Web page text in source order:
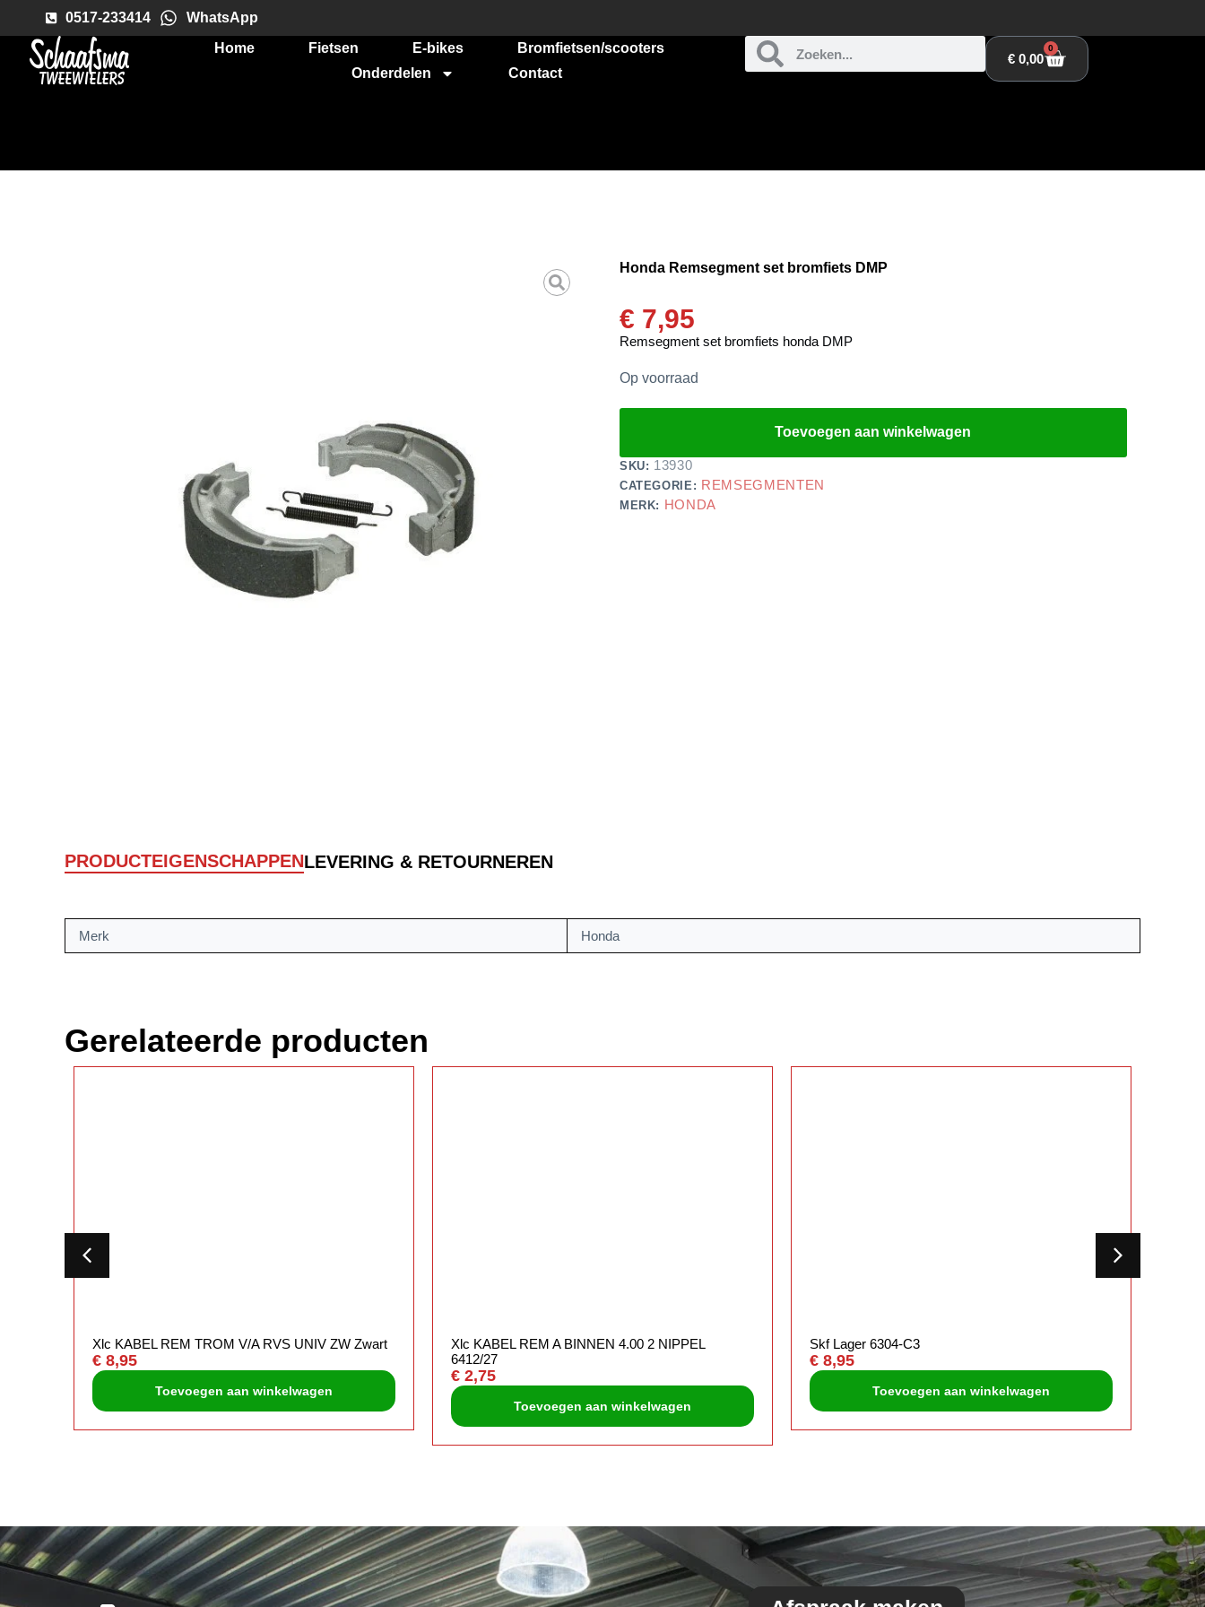
0517-233414
WhatsApp
Home
Fietsen E-bikes
Bromfietsen/scooters
Onderdelen
Contact
€0,00
0
Honda Remsegment set bromfiets DMP
€ 7,95
Remsegment set bromfiets honda DMP
Op voorraad
Toevoegen aan winkelwagen
SKU: 13930
CATEGORIE: REMSEGMENTEN
MERK: HONDA
PRODUCTEIGENSCHAPPENLEVERING & RETOURNEREN
Merk Honda
Gerelateerde producten
Xlc KABEL REM TROM V/A RVS UNIV ZW Zwart
€ 8,95
Toevoegen aan winkelwagen
Xlc KABEL REM A BINNEN 4.00 2 NIPPEL
6412/27
€ 2,75
Toevoegen aan winkelwagen
Skf Lager 6304-C3
€ 8,95
Toevoegen aan winkelwagen